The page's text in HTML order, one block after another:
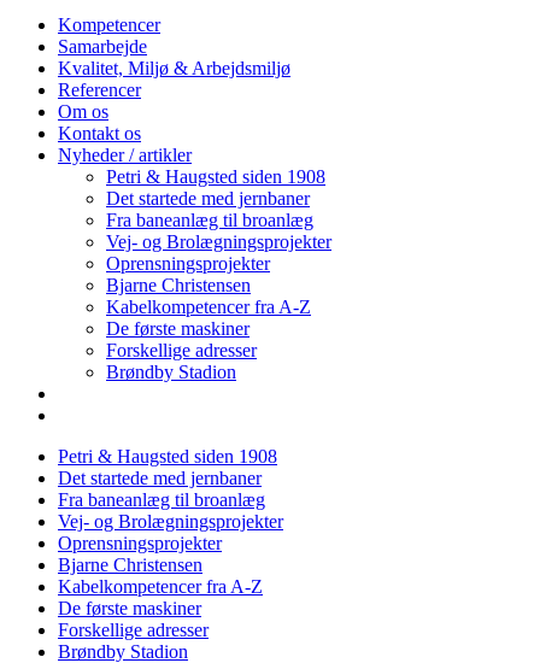
Kompetencer
Samarbejde
Kvalitet, Miljø & Arbejdsmiljø
Referencer
Om os
Kontakt os
Nyheder / artikler
Petri & Haugsted siden 1908
Det startede med jernbaner
Fra baneanlæg til broanlæg
Vej- og Brolægningsprojekter
Oprensningsprojekter
Bjarne Christensen
Kabelkompetencer fra A-Z
De første maskiner
Forskellige adresser
Brøndby Stadion
Petri & Haugsted siden 1908
Det startede med jernbaner
Fra baneanlæg til broanlæg
Vej- og Brolægningsprojekter
Oprensningsprojekter
Bjarne Christensen
Kabelkompetencer fra A-Z
De første maskiner
Forskellige adresser
Brøndby Stadion